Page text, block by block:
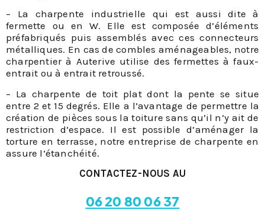
– La charpente industrielle qui est aussi dite à
fermette ou en W. Elle est composée d’éléments
préfabriqués puis assemblés avec ces connecteurs
métalliques. En cas de combles aménageables, notre
charpentier à Auterive utilise des fermettes à faux-
entrait ou à entrait retroussé.
– La charpente de toit plat dont la pente se situe
entre 2 et 15 degrés. Elle a l’avantage de permettre la
création de pièces sous la toiture sans qu’il n’y ait de
restriction d’espace. Il est possible d’aménager la
torture en terrasse, notre entreprise de charpente en
assure l’étanchéité.
CONTACTEZ-NOUS AU
06 20 80 06 37